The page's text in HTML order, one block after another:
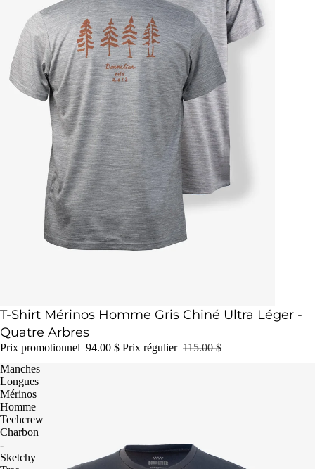
Épuisé
T-Shirt Mérinos Homme Gris Chiné Ultra Léger -
Quatre Arbres
Prix promotionnel 94.00 $ Prix régulier 115.00 $
Manches
Longues
Mérinos
Homme
Techcrew
Charbon
-
Sketchy